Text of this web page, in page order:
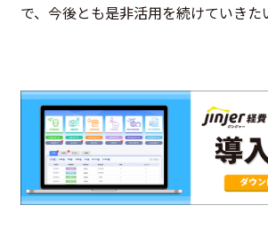
で、今後とも是非活用を続けていきた